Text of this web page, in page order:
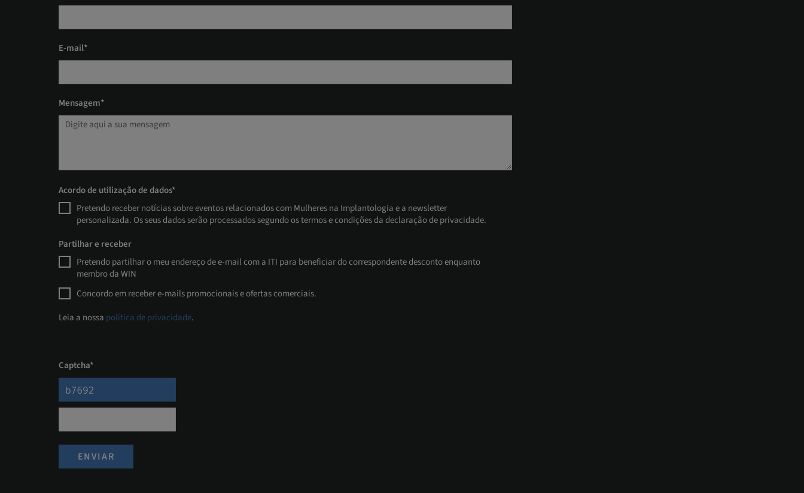
E-mail*
Mensagem*
Acordo de utilização de dados*
Pretendo receber notícias sobre eventos relacionados com Mulheres na Implantologia e a newsletter
personalizada. Os seus dados serão processados segundo os termos e condições da declaração de privacidade.
Partilhar e receber
Pretendo partilhar o meu endereço de e-mail com a ITI para beneficiar do correspondente desconto enquanto
membro da WIN
Concordo em receber e-mails promocionais e ofertas comerciais.
Leia a nossa política de privacidade.
Captcha*
ENVIAR